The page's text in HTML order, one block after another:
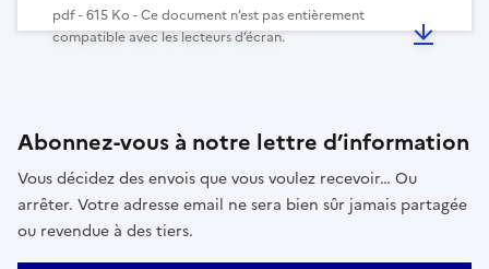
pdf - 615 Ko - Ce document n’est pas entièrement
compatible avec les lecteurs d’écran.
Abonnez-vous à notre lettre d’information
Vous décidez des envois que vous voulez recevoir… Ou
arrêter. Votre adresse email ne sera bien sûr jamais partagée
ou revendue à des tiers.